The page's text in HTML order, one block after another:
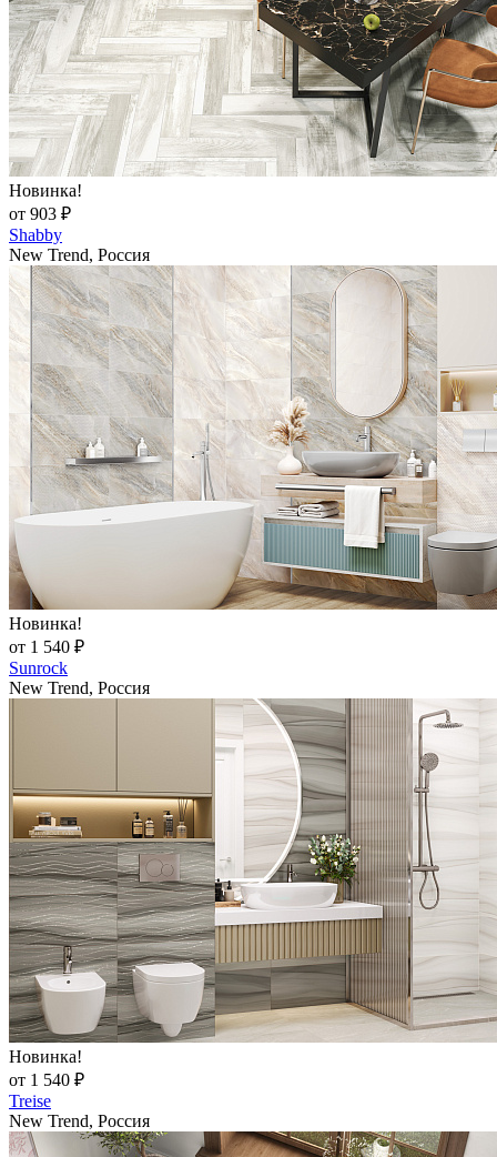
Новинка!
от 903 ₽
Shabby
New Trend, Россия
Новинка!
от 1 540 ₽
Sunrock
New Trend, Россия
Новинка!
от 1 540 ₽
Treise
New Trend, Россия